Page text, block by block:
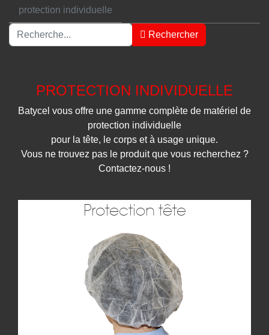
protection individuelle
Rechercher
Rechercher
PROTECTION INDIVIDUELLE
Batycel vous offre une gamme complète de matériel de
protection individuelle
pour la tête, le corps et à usage unique.
Vous ne trouvez pas le produit que vous recherchez ?
Contactez-nous !
Protection tête
Protection tête
Batycel vous propose un choix important de
charlottes, calots, et casquettes
J'y vais